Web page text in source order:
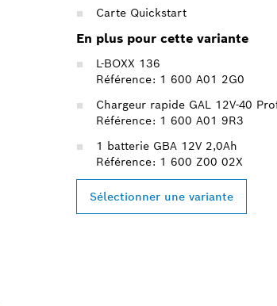
Carte Quickstart
En plus pour cette variante
L-BOXX 136
Référence: 1 600 A01 2G0
Chargeur rapide GAL 12V-40
Référence: 1 600 A01 9R3
1 batterie GBA 12V 2,0Ah
Référence: 1 600 Z00 02X
Sélectionner une variante